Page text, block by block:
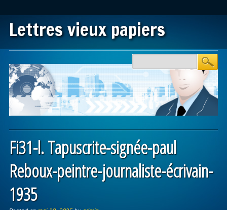
Lettres vieux papiers
Main menu
Fi31-l. Tapuscrite-signée-paul
Reboux-peintre-journaliste-écrivain-
1935